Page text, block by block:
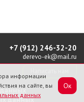
+7 (912) 246-32-20
derevo-ek@mail.ru
данных
информации
на сайте, вы
данных
Ок